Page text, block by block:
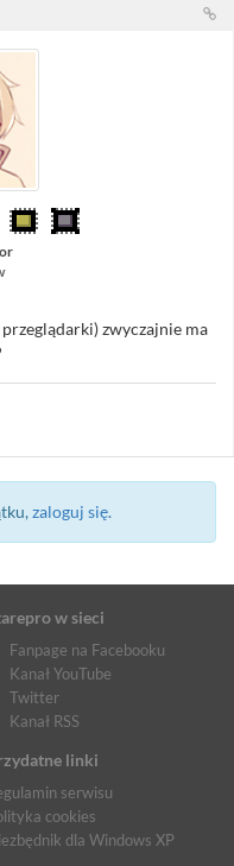
zwyczajnie ma
zaloguj się.
w sieci
Fanpage na Facebooku
Kanał YouTube
Twitter
Kanał RSS
linki
serwisu
cookies
dla Windows XP